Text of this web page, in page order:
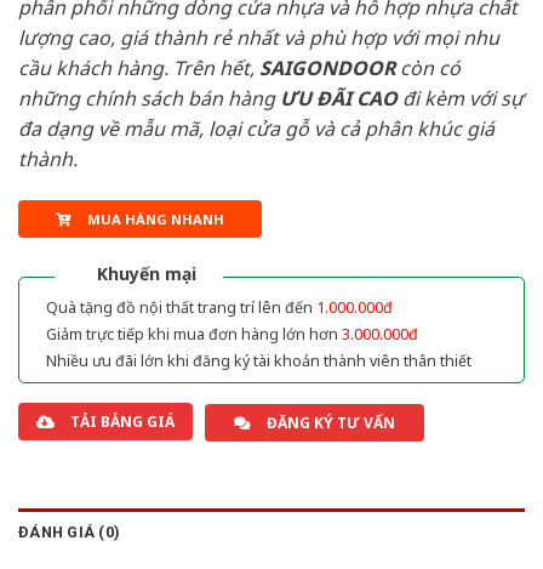
phân phối những dòng cửa nhựa và hỗ hợp nhựa chất
lượng cao, giá thành rẻ nhất và phù hợp với mọi nhu
cầu khách hàng. Trên hết, SAIGONDOORcòn có
những chính sách bán hàng ƯU ĐÃI CAOđi kèm với sự
đa dạng về mẫu mã, loại cửa gỗ và cả phân khúc giá
thành.
MUA HÀNG NHANH
Khuyến mại
Quà tặng đồ nội thất trang trí lên đến 1.000.000đ
Giảm trực tiếp khi mua đơn hàng lớn hơn 3.000.000đ
Nhiều ưu đãi lớn khi đăng ký tài khoản thành viên thân thiết
TẢI BẢNG GIÁ ĐĂNG KÝ TƯ VẤN
ĐÁNH GIÁ (0)